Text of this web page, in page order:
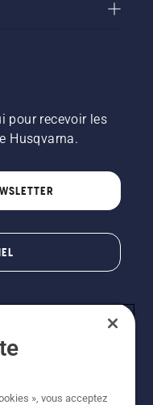
pour recevoir les
Husqvarna.
», vous acceptez